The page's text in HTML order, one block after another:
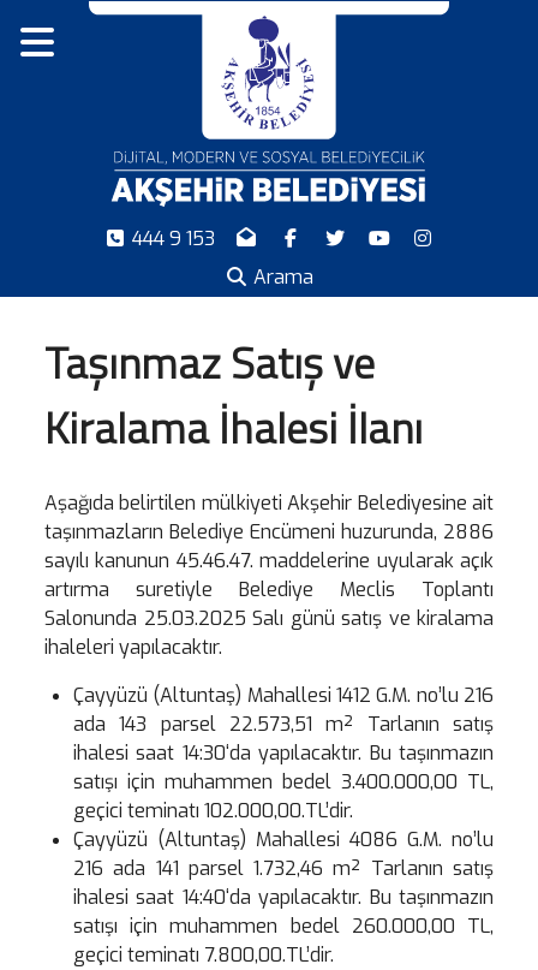
444 9 153
Arama
Taşınmaz Satış ve
Kiralama İhalesi İlanı
Aşağıda belirtilen mülkiyeti Akşehir Belediyesine ait
taşınmazların Belediye Encümeni huzurunda, 2886
sayılı kanunun 45.46.47. maddelerine uyularak açık
artırma suretiyle Belediye Meclis Toplantı
Salonunda 25.03.2025 Salı günü satış ve kiralama
ihaleleri yapılacaktır.
Çayyüzü (Altuntaş) Mahallesi 1412 G.M. no’lu 216
ada 143 parsel 22.573,51 m² Tarlanın satış
ihalesi saat 14:30‘da yapılacaktır. Bu taşınmazın
satışı için muhammen bedel 3.400.000,00 TL,
geçici teminatı 102.000,00.TL’dir.
Çayyüzü (Altuntaş) Mahallesi 4086 G.M. no’lu
216 ada 141 parsel 1.732,46 m² Tarlanın satış
ihalesi saat 14:40‘da yapılacaktır. Bu taşınmazın
satışı için muhammen bedel 260.000,00 TL,
geçici teminatı 7.800,00.TL’dir.